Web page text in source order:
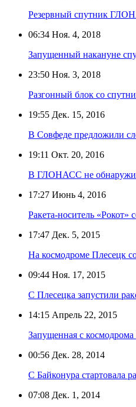
Резервный спутник
06:34 Ноя. 4, 2018
Запущенный накануне
23:50 Ноя. 3, 2018
Разгонный блок со
19:55 Дек. 15, 2016
В Совфеде предложили
19:11 Окт. 20, 2016
В ГЛОНАСС не
17:27 Июнь 4, 2016
Ракета-носитель
17:47 Дек. 5, 2015
На космодроме Плесецк
09:44 Ноя. 17, 2015
С Плесецка запустили
14:15 Апрель 22, 2015
Запущенная с космодрома
00:56 Дек. 28, 2014
С Байконура стартовала
07:08 Дек. 1, 2014